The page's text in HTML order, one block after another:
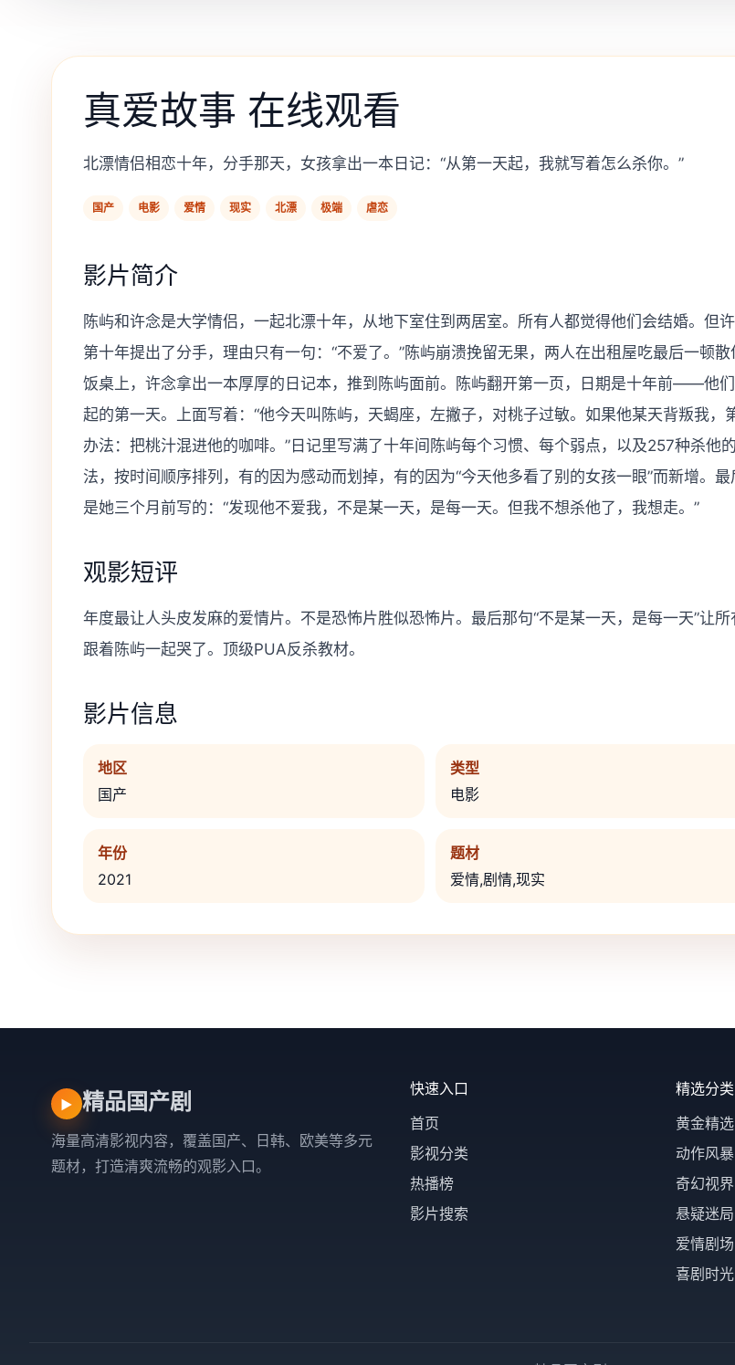
真爱故事 在线观看
北漂情侣相恋十年，分手那天，女孩拿出一本日记：“从第一天起，我就写着怎么杀你。”
国产 电影 爱情 现实 北漂 极端 虐恋
影片简介
陈屿和许念是大学情侣，一起北漂十年，从地下室住到两居室。所有人都觉得他们会结婚。但
第十年提出了分手，理由只有一句：“不爱了。”陈屿崩溃挽留无果，两人在出租屋吃最后一顿散
饭桌上，许念拿出一本厚厚的日记本，推到陈屿面前。陈屿翻开第一页，日期是十年前——他
起的第一天。上面写着：“他今天叫陈屿，天蝎座，左撇子，对桃子过敏。如果他某天背叛我，
办法：把桃汁混进他的咖啡。”日记里写满了十年间陈屿每个习惯、每个弱点，以及257种杀他
法，按时间顺序排列，有的因为感动而划掉，有的因为“今天他多看了别的女孩一眼”而新增。最
是她三个月前写的：“发现他不爱我，不是某一天，是每一天。但我不想杀他了，我想走。”
观影短评
年度最让人头皮发麻的爱情片。不是恐怖片胜似恐怖片。最后那句“不是某一天，是每一天”让所
跟着陈屿一起哭了。顶级PUA反杀教材。
影片信息
地区
国产
类型
电影
年份
2021
题材
爱情,剧情,现实
▶ 精品国产剧
海量高清影视内容，覆盖国产、日韩、欧美等多元
题材，打造清爽流畅的观影入口。
快速入口
首页
影视分类
热播榜
影片搜索
精选分类
黄金精选
动作风暴
奇幻视界
悬疑迷局
爱情剧场
喜剧时光